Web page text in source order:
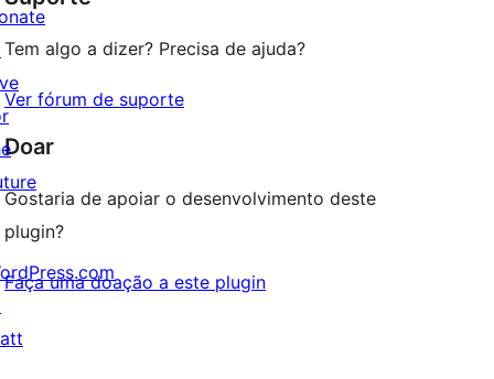
Tem algo a dizer? Precisa de ajuda?
Ver fórum de suporte
Doar
Gostaria de apoiar o desenvolvimento deste
plugin?
Faça uma doação a este plugin